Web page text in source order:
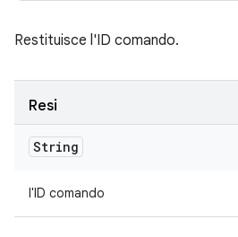
Restituisce l'ID comando.
Resi
String
l'ID comando